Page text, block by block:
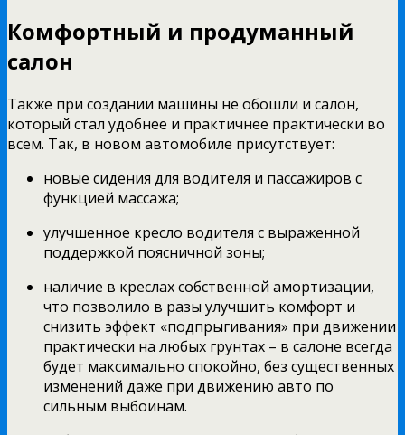
Комфортный и продуманный
салон
Также при создании машины не обошли и салон,
который стал удобнее и практичнее практически во
всем. Так, в новом автомобиле присутствует:
новые сидения для водителя и пассажиров с
функцией массажа;
улучшенное кресло водителя с выраженной
поддержкой поясничной зоны;
наличие в креслах собственной амортизации,
что позволило в разы улучшить комфорт и
снизить эффект «подпрыгивания» при движении
практически на любых грунтах – в салоне всегда
будет максимально спокойно, без существенных
изменений даже при движению авто по
сильным выбоинам.